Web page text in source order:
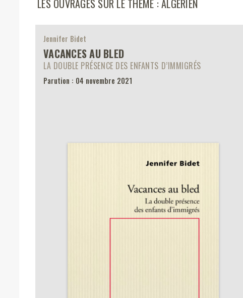
LES OUVRAGES SUR LE THÈME : ALGÉRIEN
Jennifer Bidet
VACANCES AU BLED
LA DOUBLE PRÉSENCE DES ENFANTS D’IMMIGRÉS
Parution : 04 novembre 2021